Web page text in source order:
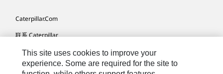
Caterpillar.com
联系 Caterpillar
我的营销首选项
站点地图
This site uses cookies to improve your
experience. Some are required for the site to